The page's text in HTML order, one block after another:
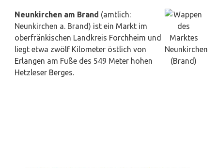
Neunkirchen am Brand (amtlich:
Neunkirchen a. Brand) ist ein Markt im
oberfränkischen Landkreis Forchheim und
liegt etwa zwölf Kilometer östlich von
Erlangen am Fuße des 549 Meter hohen
Hetzleser Berges.